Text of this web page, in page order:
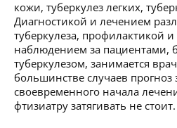
кожи, туберкулез легких,
Диагностикой и лечением
туберкулеза, профилактикой
наблюдением за пациентами,
туберкулезом, занимается
большинстве случаев прогноз
своевременного начала
фтизиатру затягивать не стоит.